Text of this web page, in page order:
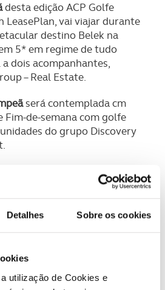
Detalhes Sobre os cookies
utilização de Cookies e
desta edição ACP Golfe
LeasePlan, vai viajar durante
destino Belek na
5* em regime de tudo
dois acompanhantes,
– Real Estate.
será contemplada cm
Fim-de-semana com golfe
do grupo Discovery
terá uma grande
buggy e almoço no
Dunes
Pines Classic